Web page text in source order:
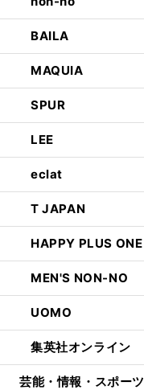
BAILA
MAQUIA
SPUR
LEE
eclat
T JAPAN
HAPPY PLUS ONE
MEN'S NON-NO
UOMO
集英社オンライン
芸能・情報・スポーツ